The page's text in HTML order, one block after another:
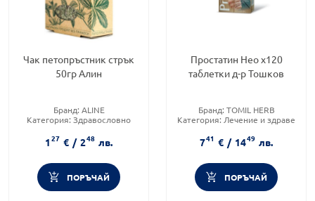
Чак петопръстник стрък
50гр Алин
Бранд: ALINE
Категория: Здравословно
127 € / 248 лв.
ПОРЪЧАЙ
Простатин Нео х120
таблетки д-р Тошков
Бранд: TOMIL HERB
Категория: Лечение и здраве
741 € / 1449 лв.
ПОРЪЧАЙ